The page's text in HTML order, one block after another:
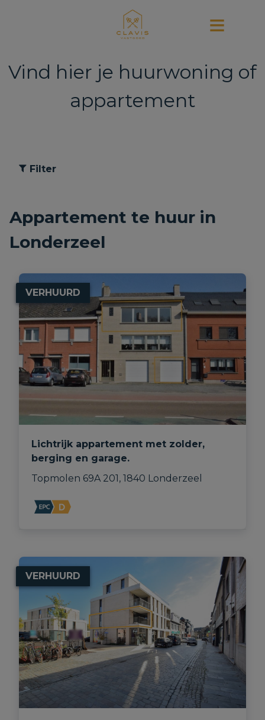
Vind hier je huurwoning of
appartement
Filter
Appartement te huur in
Londerzeel
VERHUURD
Lichtrijk appartement met zolder,
berging en garage.
Topmolen 69A 201, 1840 Londerzeel
VERHUURD